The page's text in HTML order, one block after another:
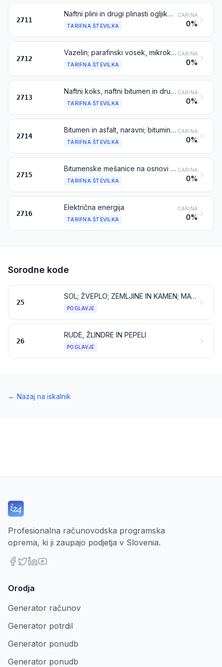
2711
Naftni plini in drugi plinasti ogljikovodiki
TARIFNA ŠTEVILKA
CARINA
0%
2712
Vazelin; parafinski vosek, mikrokristalni vosek iz nafte, stiskani parafini, ozokerit, vosek iz rjavega premoga ali lignita, vosek iz šote, drugi mineralni voski in podobni proizvodi, dobljeni s sintezo ali drugimi postopki, pobarvani ali nepobarvani
TARIFNA ŠTEVILKA
CARINA
0%
2713
Naftni koks, naftni bitumen in drugi ostanki olj iz nafte ali olj iz bituminoznih mineralov
TARIFNA ŠTEVILKA
CARINA
0%
2714
Bitumen in asfalt, naravni; bituminozni ali oljni skrilavci in katranski pesek; asfaltiti in asfaltne kamnine
TARIFNA ŠTEVILKA
CARINA
0%
2715
Bitumenske mešanice na osnovi naravnega asfalta, naravnega bitumna, bitumna iz nafte, mineralnega katrana ali mineralne katranske smole (npr. bituminozni kit, „cutback“)
TARIFNA ŠTEVILKA
CARINA
0%
2716
Električna energija
TARIFNA ŠTEVILKA
CARINA
0%
Sorodne kode
25
SOL; ŽVEPLO; ZEMLJINE IN KAMEN; MAVČNI MATERIALI, APNO IN CEMENT
POGLAVJE
26
RUDE, ŽLINDRE IN PEPELI
POGLAVJE
← Nazaj na iskalnik
Profesionalna računovodska programska
oprema, ki ji zaupajo podjetja v Slovenia.
Orodja
Generator računov
Generator potrdil
Generator ponudb
Generator ponudb